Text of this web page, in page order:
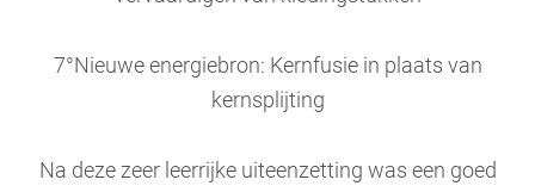
7°Nieuwe energiebron: Kernfusie in plaats van
kernsplijting
Na deze zeer leerrijke uiteenzetting was een goed